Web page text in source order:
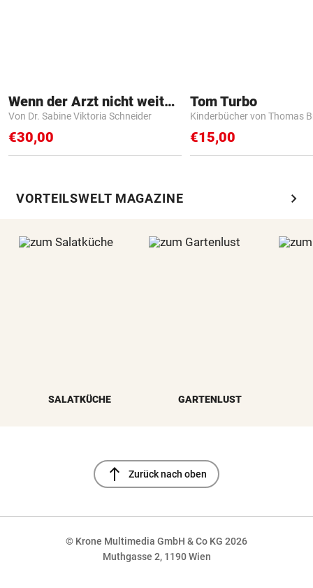
Wenn der Arzt nicht weiter weiß
Von Dr. Sabine Viktoria Schneider
€30,00
Tom Turbo
Kinderbücher von Thomas
€15,00
VORTEILSWELT MAGAZINE chevron_right
SALATKÜCHE GARTENLUST
north Zurück nach oben
© Krone Multimedia GmbH & Co KG 2026
Muthgasse 2, 1190 Wien